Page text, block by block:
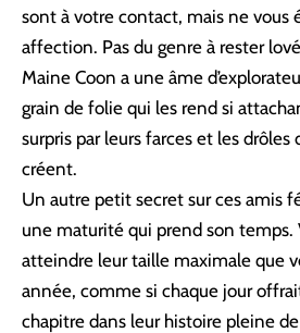
sont à votre contact, mais ne vous
affection. Pas du genre à rester
Maine Coon a une âme
grain de folie qui les rend si
surpris par leurs farces et les drôles
créent.
Un autre petit secret sur ces amis
une maturité qui prend son temps.
atteindre leur taille maximale que
année, comme si chaque jour
chapitre dans leur histoire pleine de